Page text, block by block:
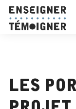
Les
projet